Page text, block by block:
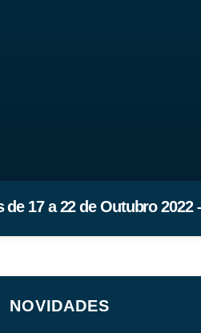
de 17 a 22 de Outubro
NOVIDADES